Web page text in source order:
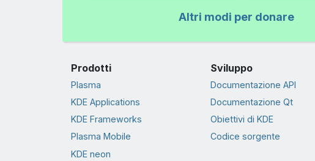
Altri modi per donare
Prodotti
Plasma
KDE Applications
KDE Frameworks
Plasma Mobile
KDE neon
Sviluppo
Documentazione API
Documentazione Qt
Obiettivi di KDE
Codice sorgente